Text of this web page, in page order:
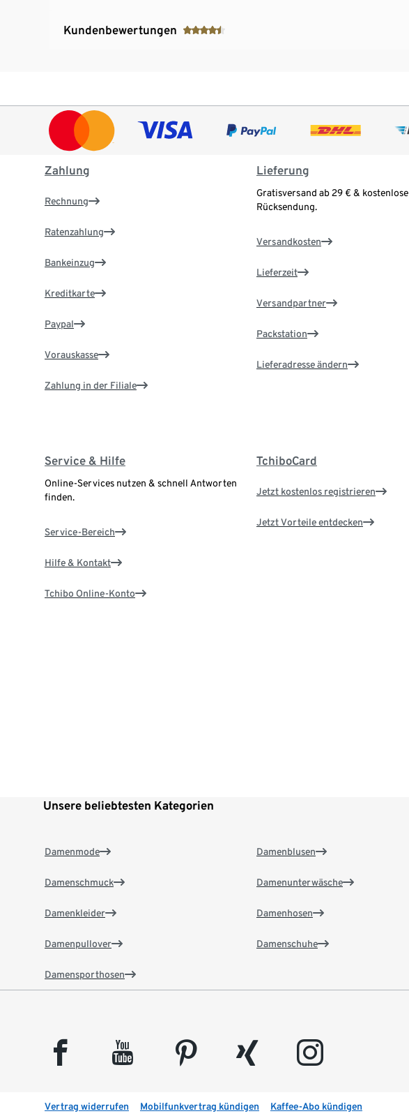
Kundenbewertungen
Zahlung
Rechnung
Ratenzahlung
Bankeinzug
Kreditkarte
Paypal
Vorauskasse
Zahlung in der Filiale
Lieferung
Gratisversand ab 29 € & kostenlose
Rücksendung.
Versandkosten
Lieferzeit
Versandpartner
Packstation
Lieferadresse ändern
Service & Hilfe
Online-Services nutzen & schnell Antworten
finden.
Service-Bereich
Hilfe & Kontakt
Tchibo Online-Konto
TchiboCard
Jetzt kostenlos registrieren
Jetzt Vorteile entdecken
Unsere beliebtesten Kategorien
Damenmode
Damenschmuck
Damenkleider
Damenpullover
Damensporthosen
Damenblusen
Damenunterwäsche
Damenhosen
Damenschuhe
facebook youtube pinterest xing instagram
Vertrag widerrufen Mobilfunkvertrag kündigen Kaffee-Abo kündigen